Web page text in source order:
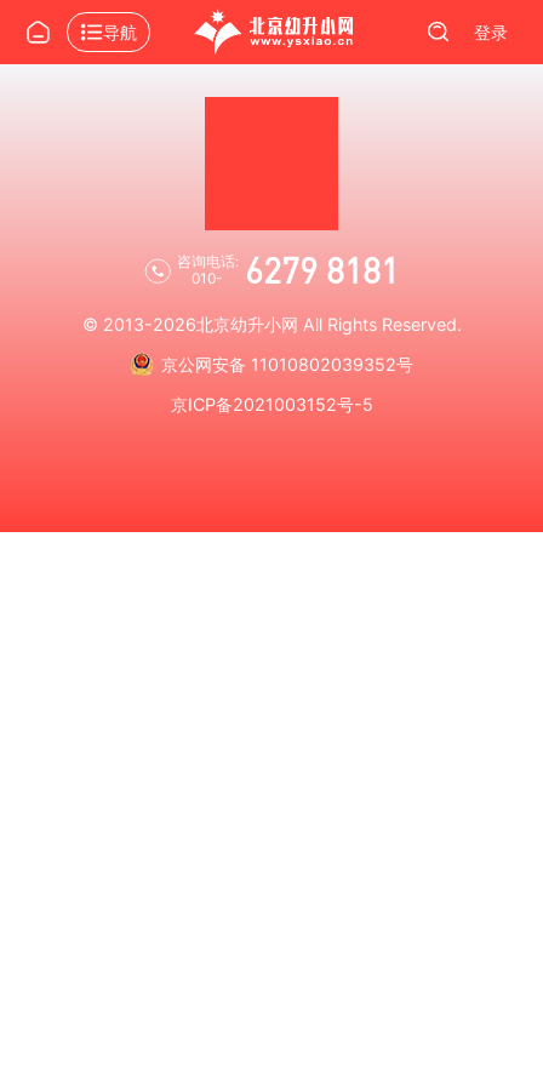
导航 登录
咨询电话:
010-
6279 8181
© 2013-2026北京幼升小网 All Rights Reserved.
京公网安备 11010802039352号
京ICP备2021003152号-5